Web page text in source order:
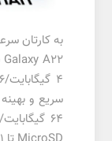
به کارتان
سریع و